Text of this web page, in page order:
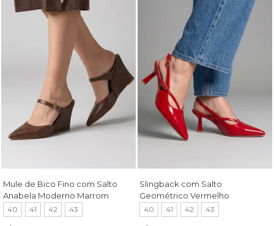
Mule de Bico Fino com Salto
Anabela Moderno Marrom
40 41 42 43
Slingback com Salto
Geométrico Vermelho
40 41 42 43